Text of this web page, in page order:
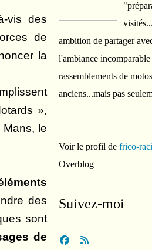
vis des
de
la
»,
Mans, le
des
sont
de
ambition de partager
l'ambiance incomparable
rassemblements de
anciens...mais pas
Voir le profil de frico-
Overblog
Suivez-moi